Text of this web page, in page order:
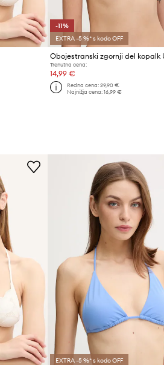
-11%
EXTRA -5 %* s kodo OFF
Trenutna cena:
14,99 €
Redna cena: 29,90 €
Najnižja cena: 16,99 €
EXTRA -5 %* s kodo OFF